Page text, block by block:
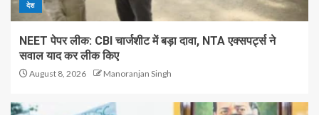
देश
NEET पेपर लीक: CBI चार्जशीट में बड़ा दावा, NTA एक्सपर्ट्स ने
सवाल याद कर लीक किए
August 8, 2026 Manoranjan Singh